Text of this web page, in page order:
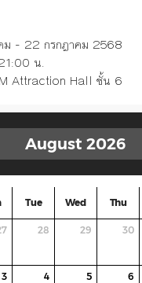
ม - 22 กรกฎาคม 2568
น.
Attraction Hall ชั้น 6
August 2026
Tue Wed Thu
28 29 30
3 4 5 6